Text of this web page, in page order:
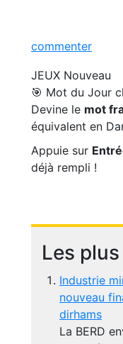
commenter
JEUX Nouveau
🎯 Mot du Jour
Devine le mot
équivalent en
Appuie sur
déjà rempli !
Les
Industrie
nouveau
dirhams
La BERD